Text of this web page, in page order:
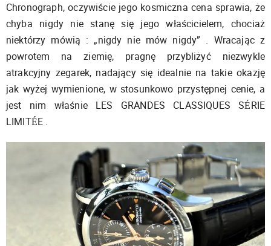
Chronograph, oczywiście jego kosmiczna cena sprawia, że
chyba nigdy nie stanę się jego właścicielem, chociaż
niektórzy mówią : „nigdy nie mów nigdy” . Wracając z
powrotem na ziemię, pragnę przybliżyć niezwykle
atrakcyjny zegarek, nadający się idealnie na takie okazję
jak wyżej wymienione, w stosunkowo przystępnej cenie, a
jest nim właśnie LES GRANDES CLASSIQUES SÉRIE
LIMITÉE .